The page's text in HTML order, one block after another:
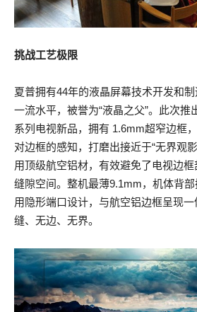
挑战工艺极限
夏普拥有44年的液晶屏幕技术开发和
一流水平，被誉为“液晶之父”。此次推
系列电视新品，拥有 1.6mm超窄边框
对边框的感知，打磨出接近于“无界观
用顶级航空铝材，有效避免了电视边
缝隙空间。整机最薄9.1mm，机体背
用隐形端口设计，与航空铝边框呈现一
缝、无边、无界。